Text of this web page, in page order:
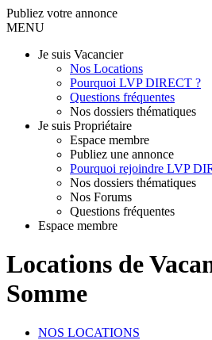
Publiez votre annonce
MENU
Je suis Vacancier
Nos Locations
Pourquoi LVP DIRECT ?
Questions fréquentes
Nos dossiers thématiques
Je suis Propriétaire
Espace membre
Publiez une annonce
Pourquoi rejoindre LVP
Nos dossiers thématiques
Nos Forums
Questions fréquentes
Espace membre
Locations de
Somme
NOS LOCATIONS